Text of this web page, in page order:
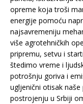
opreme koja troši
energije pomoću
najsavremeniju
više agrotehničkih
pripremu, setvu i
štedimo vreme i
potrošnju goriva i
ugljenični otisak
postrojenju u Srbiji